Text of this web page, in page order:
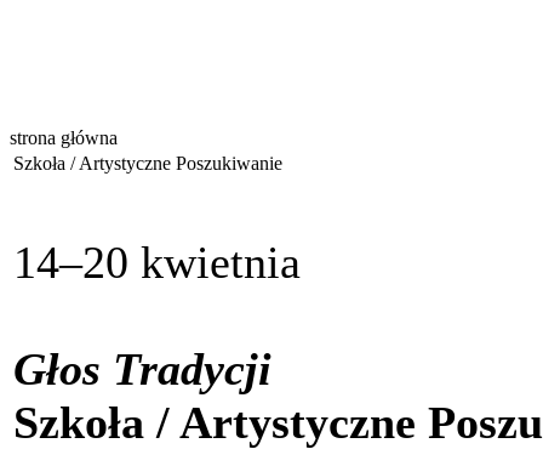
strona główna
Szkoła / Artystyczne Poszukiwanie
14–20 kwietnia
Głos Tradycji
Szkoła / Artystyczne